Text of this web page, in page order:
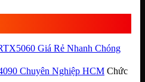
Giá Rẻ Nhanh Chóng
Chuyên Nghiệp HCM Chức